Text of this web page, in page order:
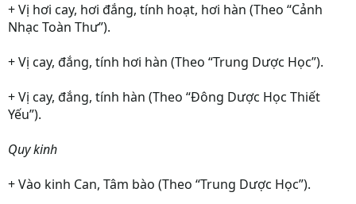
+ Vị hơi cay, hơi đắng, tính hoạt, hơi hàn (Theo “Cảnh
Nhạc Toàn Thư”).
+ Vị cay, đắng, tính hơi hàn (Theo “Trung Dược Học”).
+ Vị cay, đắng, tính hàn (Theo “Đông Dược Học Thiết
Yếu”).
Quy kinh
+ Vào kinh Can, Tâm bào (Theo “Trung Dược Học”).